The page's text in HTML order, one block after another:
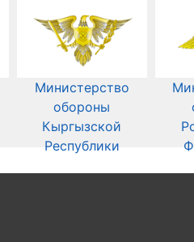
Министерство
обороны
Кыргызской
Республики